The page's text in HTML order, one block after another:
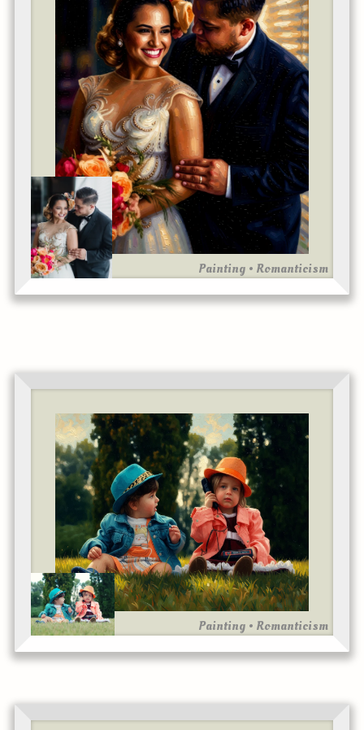
Painting • Romanticism
Painting • Romanticism